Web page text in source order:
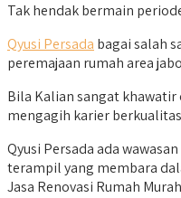
Tak hendak bermain
Qyusi Persada bagai salah
peremajaan rumah area
Bila Kalian sangat khawatir
mengagih karier
Qyusi Persada ada
terampil yang membara
Jasa Renovasi Rumah